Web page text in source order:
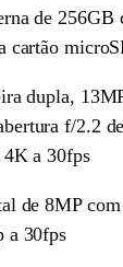
de 256GB
cartão
dupla,
f/2.2
4K a 30fps
de 8MP
a 30fps